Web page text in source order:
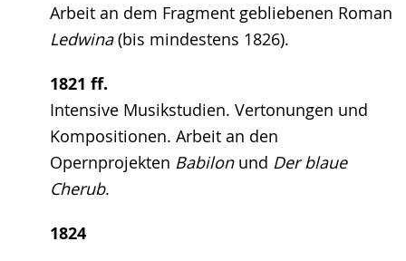
Arbeit an dem Fragment gebliebenen Roman
Ledwina(bis mindestens 1826).
1821 ff.
Intensive Musikstudien. Vertonungen und
Kompositionen. Arbeit an den
Opernprojekten Babilon und Der blaue
Cherub.
1824